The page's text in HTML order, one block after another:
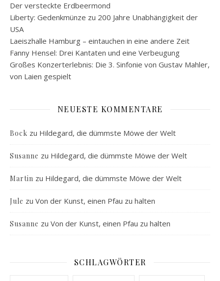
Der versteckte Erdbeermond
Liberty: Gedenkmünze zu 200 Jahre Unabhängigkeit der
USA
Laeiszhalle Hamburg – eintauchen in eine andere Zeit
Fanny Hensel: Drei Kantaten und eine Verbeugung
Großes Konzerterlebnis: Die 3. Sinfonie von Gustav Mahler,
von Laien gespielt
NEUESTE KOMMENTARE
Bock zu Hildegard, die dümmste Möwe der Welt
Susanne zu Hildegard, die dümmste Möwe der Welt
Martin zu Hildegard, die dümmste Möwe der Welt
Jule zu Von der Kunst, einen Pfau zu halten
Susanne zu Von der Kunst, einen Pfau zu halten
SCHLAGWÖRTER